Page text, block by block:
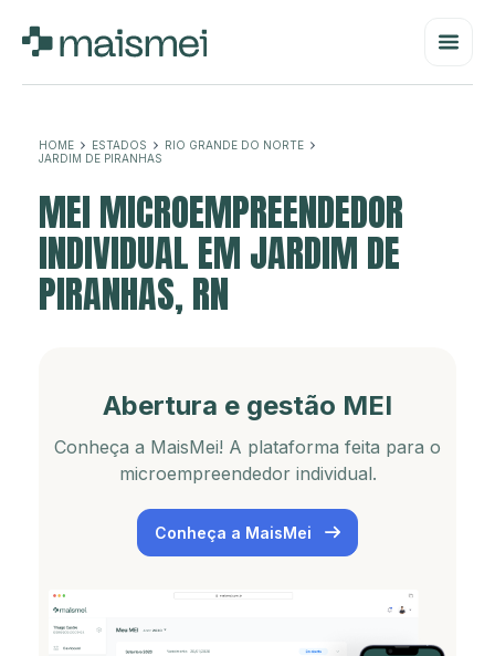
HOME ESTADOS
RIO GRANDE DO NORTE
JARDIM DE PIRANHAS
MEI MICROEMPREENDEDOR
INDIVIDUAL EM JARDIM DE
PIRANHAS, RN
Abertura e gestão MEI
Conheça a MaisMei! A plataforma feita para o
microempreendedor individual.
Conheça a MaisMei